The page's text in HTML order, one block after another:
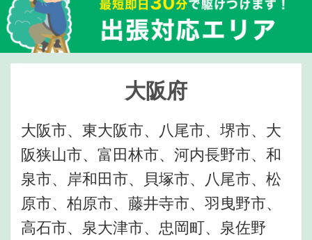
大阪府
大阪市、東大阪市、八尾市、堺市、大
阪狭山市、富田林市、河内長野市、和
泉市、岸和田市、貝塚市、八尾市、松
原市、柏原市、藤井寺市、羽曳野市、
高石市、泉大津市、忠岡町、泉佐野